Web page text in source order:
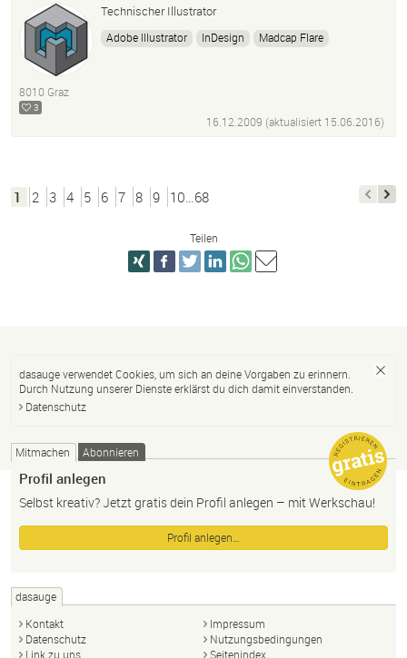
Technischer Illustrator
Adobe Illustrator InDesign
Madcap Flare
8010 Graz
3
16.12.2009 (aktualisiert 15.06.2016)
1 2 3 4 5 6 7 8 9 10…68
Teilen
dasauge verwendet Cookies, um sich an deine Vorgaben zu erinnern.
Durch Nutzung unserer Dienste erklärst du dich damit einverstanden.
Datenschutz
Mitmachen Abonnieren
Profil anlegen
Selbst kreativ? Jetzt gratis dein Profil anlegen – mit Werkschau!
Profil anlegen…
dasauge
Kontakt
Impressum
Datenschutz
Nutzungsbedingungen
Link zu uns
Seitenindex